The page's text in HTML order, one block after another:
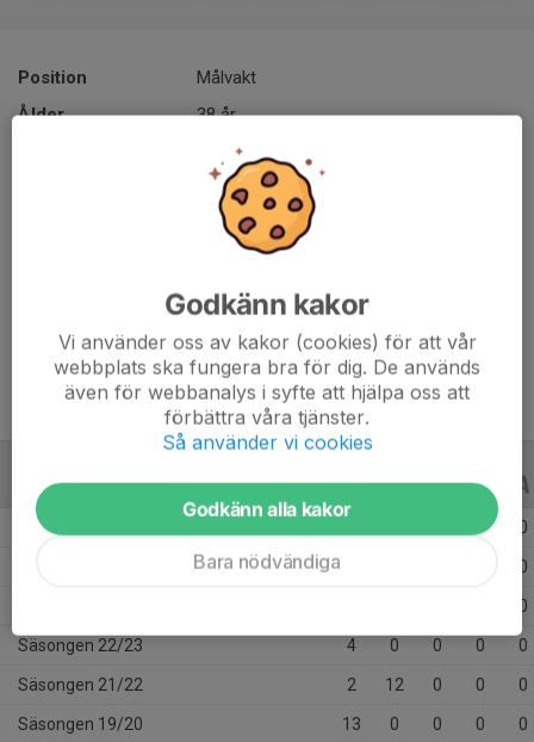
Position
Målvakt
Ålder
38 år
Derby/Linköping
Dold talang: Bakelser av alla slag.
ALLA SERIER ALLA ÅR
Säsongen 25/26 0 0
0
0
Säsongen 22/23 4 0 0 0 0
Säsongen 21/22 2 12 0 0 0
Säsongen 19/20 13 0 0 0 0
Godkänn kakor
Vi använder oss av kakor (cookies) för att vår
webbplats ska fungera bra för dig. De används
även för webbanalys i syfte att hjälpa oss att
förbättra våra tjänster.
Så använder vi cookies
Godkänn alla kakor
Bara nödvändiga